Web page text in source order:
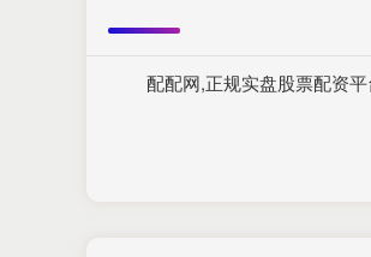
配配网,正规实盘股票配资